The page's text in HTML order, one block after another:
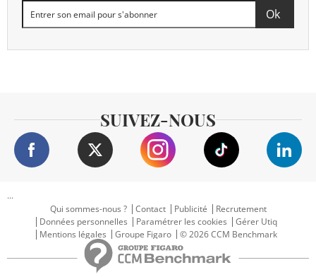
SUIVEZ-NOUS
...
Qui sommes-nous ?
Contact Publicité
Recrutement
Données personnelles
Paramétrer les cookies
Gérer Utiq
Mentions légales
Groupe Figaro © 2026 CCM Benchmark